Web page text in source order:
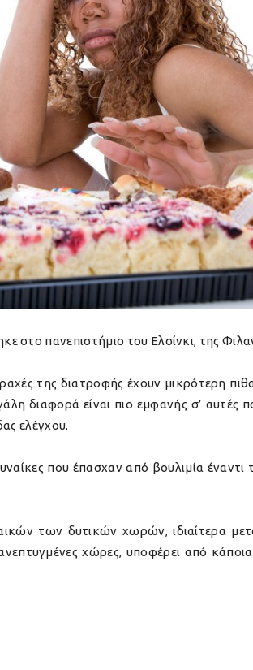
στο πανεπιστήμιο του Ελσίνκι, της
της διατροφής έχουν μικρότερη
διαφορά είναι πιο εμφανής σ’ αυτές
ελέγχου.
που έπασχαν από βουλιμία
των δυτικών χωρών, ιδιαίτερα
χώρες, υποφέρει από